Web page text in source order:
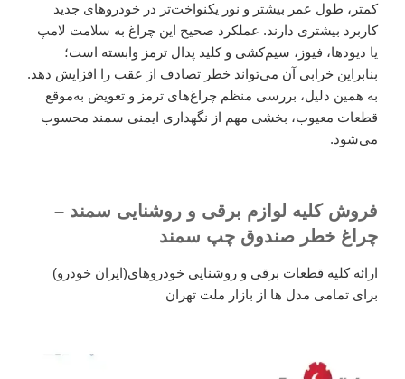
کمتر، طول عمر بیشتر و نور یکنواخت‌تر در خودروهای جدید
کاربرد بیشتری دارند. عملکرد صحیح این چراغ به سلامت لامپ
یا دیودها، فیوز، سیم‌کشی و کلید پدال ترمز وابسته است؛
بنابراین خرابی آن می‌تواند خطر تصادف از عقب را افزایش دهد.
به همین دلیل، بررسی منظم چراغ‌های ترمز و تعویض به‌موقع
قطعات معیوب، بخشی مهم از نگهداری ایمنی سمند محسوب
می‌شود.
فروش کلیه لوازم برقی و روشنایی سمند –
چراغ خطر صندوق چپ سمند
ارائه کلیه قطعات برقی و روشنایی خودروهای(ایران خودرو)
برای تمامی مدل ها از بازار ملت تهران